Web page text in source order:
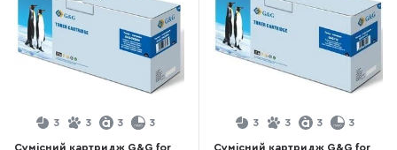
3 3 3 3
Сумісний картридж G&G for
3 3 3 3
Сумісний картридж G&G for